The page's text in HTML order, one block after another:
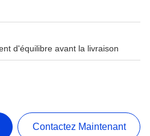
d'équilibre avant la livraison
Contactez Maintenant